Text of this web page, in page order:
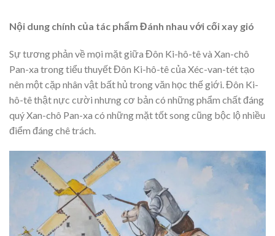
Nội dung chính của tác phẩm Đánh nhau với cối xay gió
Sự tương phản về mọi mặt giữa Đôn Ki-hô-tê và Xan-chô
Pan-xa trong tiểu thuyết Đôn Ki-hô-tê của Xéc-van-tét tạo
nên một cặp nhân vật bất hủ trong văn học thế giới. Đôn Ki-
hô-tê thật nực cười nhưng cơ bản có những phẩm chất đáng
quý Xan-chô Pan-xa có những mặt tốt song cũng bộc lộ nhiều
điểm đáng chê trách.